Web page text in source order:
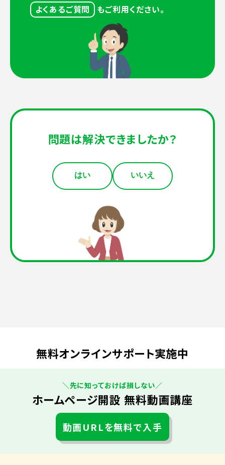
よくあるご質問
もご利用ください。
問題は解決できましたか？
はい いいえ
無料オンラインサポート実施中
＼先に知っておけば損しない／
ホームページ開設 無料動画講座
動画URLを無料で入手